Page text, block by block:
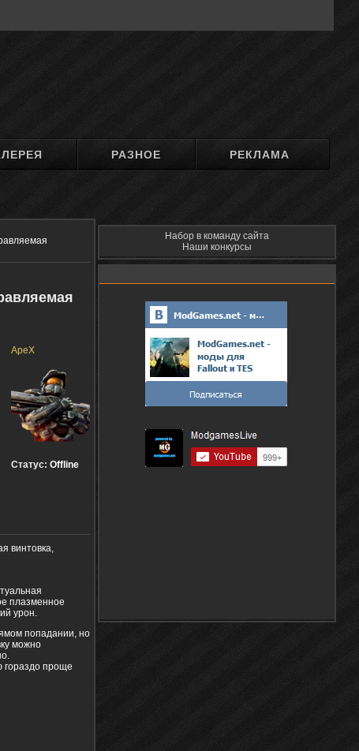
РАЗНОЕ РЕКЛАМА
ApeX
Статус: Offline
винтовка,
плазменное
урон.
попадании, но
можно
гораздо проще
Набор в команду сайта
Наши конкурсы